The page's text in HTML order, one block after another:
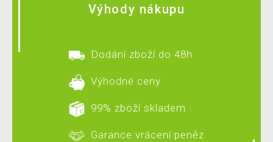
Výhody nákupu
Dodání zboží do 48h
Výhodné ceny
99% zboží skladem
Garance vrácení peněz